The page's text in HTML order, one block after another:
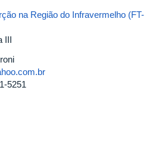
na Região do Infravermelho (FT-
III
5251